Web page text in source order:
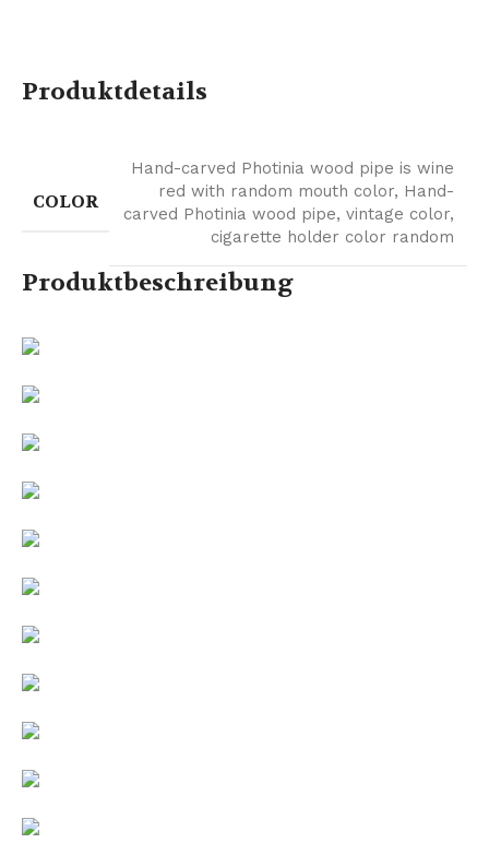
Produktdetails
COLOR
Hand-carved Photinia wood pipe is wine
red with random mouth color, Hand-
carved Photinia wood pipe, vintage color,
cigarette holder color random
Produktbeschreibung